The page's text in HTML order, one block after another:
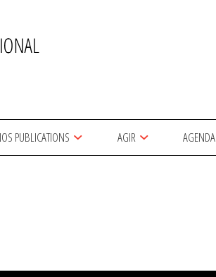
PUBLICATIONS AGIR AGENDA